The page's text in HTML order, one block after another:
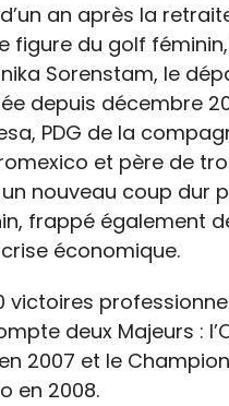
an après la
figure du golf
Sorenstam, le
depuis décembre
PDG de la
et père de
nouveau coup dur
frappé également
économique.
victoires
deux Majeurs :
2007 et le
en 2008.